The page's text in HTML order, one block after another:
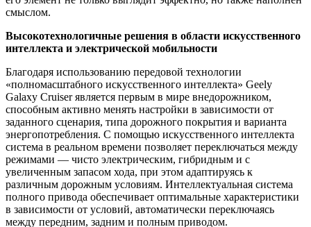
смыслом.
Высокотехнологичные решения в области искусственного
интеллекта и электрической мобильности
Благодаря использованию передовой технологии
«полномасштабного искусственного интеллекта» Geely
Galaxy Cruiser является первым в мире внедорожником,
способным активно менять настройки в зависимости от
заданного сценария, типа дорожного покрытия и варианта
энергопотребления. С помощью искусственного интеллекта
система в реальном времени позволяет переключаться между
режимами — чисто электрическим, гибридным и с
увеличенным запасом хода, при этом адаптируясь к
различным дорожным условиям. Интеллектуальная система
полного привода обеспечивает оптимальные характеристики
в зависимости от условий, автоматически переключаясь
между передним, задним и полным приводом.